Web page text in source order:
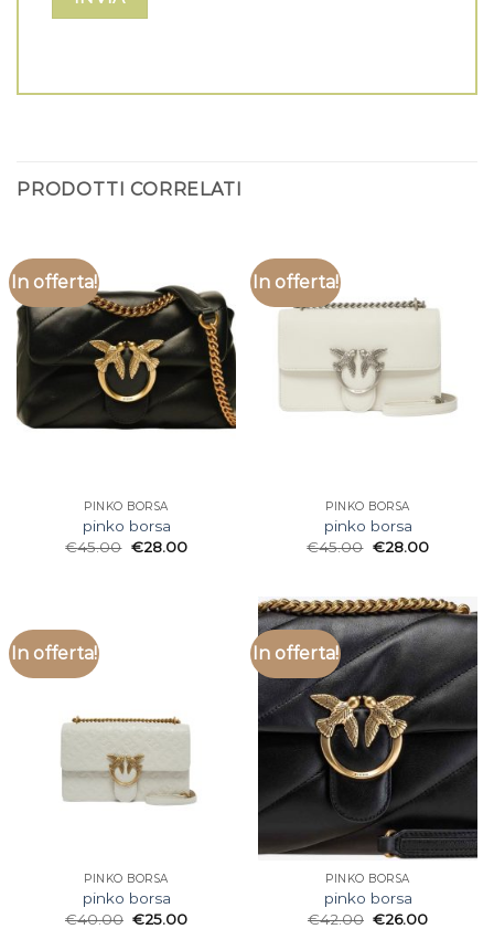
PRODOTTI CORRELATI
In offerta!
PINKO BORSA
pinko borsa
€45.00 €28.00
In offerta!
PINKO BORSA
pinko borsa
€45.00 €28.00
In offerta!
PINKO BORSA
pinko borsa
€40.00 €25.00
In offerta!
PINKO BORSA
pinko borsa
€42.00 €26.00